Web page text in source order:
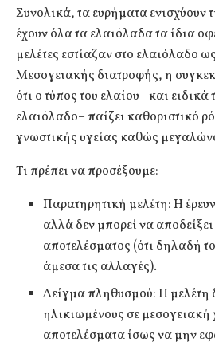
Συνολικά, τα ευρήματα ενισχύουν
έχουν όλα τα ελαιόλαδα τα ίδια
μελέτες εστίαζαν στο ελαιόλαδο
Μεσογειακής διατροφής, η
ότι ο τύπος του ελαίου –και ειδικά
ελαιόλαδο– παίζει καθοριστικό
γνωστικής υγείας καθώς
Τι πρέπει να προσέξουμε:
Παρατηρητική μελέτη: Η
αλλά δεν μπορεί να
αποτελέσματος (ότι δηλαδή
άμεσα τις αλλαγές).
Δείγμα πληθυσμού: Η μελέτη
ηλικιωμένους σε
αποτελέσματα ίσως να μην